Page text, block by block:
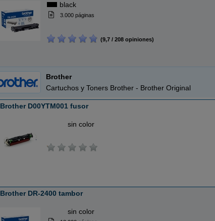
black
3.000 páginas
(9,7 / 208 opiniones)
Brother
Cartuchos y Toners Brother - Brother Original
Brother D00YTM001 fusor
sin color
Brother DR-2400 tambor
sin color